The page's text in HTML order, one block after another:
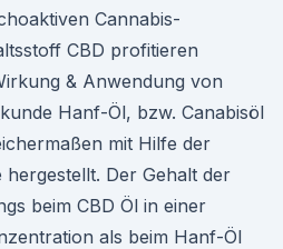
Cannabis-
CBD profitieren
& Anwendung von
Hanf-Öl, bzw. Canabisöl
mit Hilfe der
Der Gehalt der
beim CBD Öl in einer
als beim Hanf-Öl